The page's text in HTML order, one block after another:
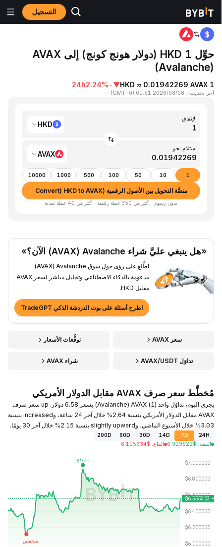
التسجيل المنزٍل HKD to AVAX
حوِّل 1 HKD (دولار هونج كونج) إلى AVAX
(Avalanche)
1 HKD ≈ 0.01942269 AVAX
▼
-2.24%
24h
آخر تحديث：
2026/08/08 01:51
(
GMT+0
)
الإنفاق
HKD
استلام نحو
AVAX
1
10
50
100
500
1000
10000
منصَّة التحويل بين الأصول الرقمية (Convert) HKD to AVAX
بدون رسوم · أكثر من 350 عملة رقمية · أكثر من 40 عملة نقدية
«هل ينبغي عليَّ شراء Avalanche ‏(AVAX) الآن؟»
اطَّلع على رؤى حول سوق Avalanche ‏(AVAX)
مدعومة بالذكاء الاصطناعي وتحليل مباشر لسعر AVAX
مقابل HKD.
اطرح أسئلة على بوت الدردشة الذكي TradeGPT
سعر AVAX توقُّعات الأسعار
تداوَل AVAX/USDT شراء AVAX
مُخطَّط سعر صرف AVAX مقابل الدولار الأمريكي
يجري اليوم، تداوُل واحد (1) AVAX ‏(Avalanche) بسعر 6.58 دولار. up سعر صرف
AVAX مقابل الدولار الأمريكي بنسبة 2.64% خلال آخر 24 ساعة، وincreased بنسبة
3.03% خلال الأسبوع الماضي، وslightly upward بنسبة 2.15% خلال آخر 30 يومًا.
24H
7D
14D
30D
60D
200D
القمة:
$
6.919522 القاع:
$
6.115634
آخر تحديث: 2026-08-08، 01:51 GMT+0